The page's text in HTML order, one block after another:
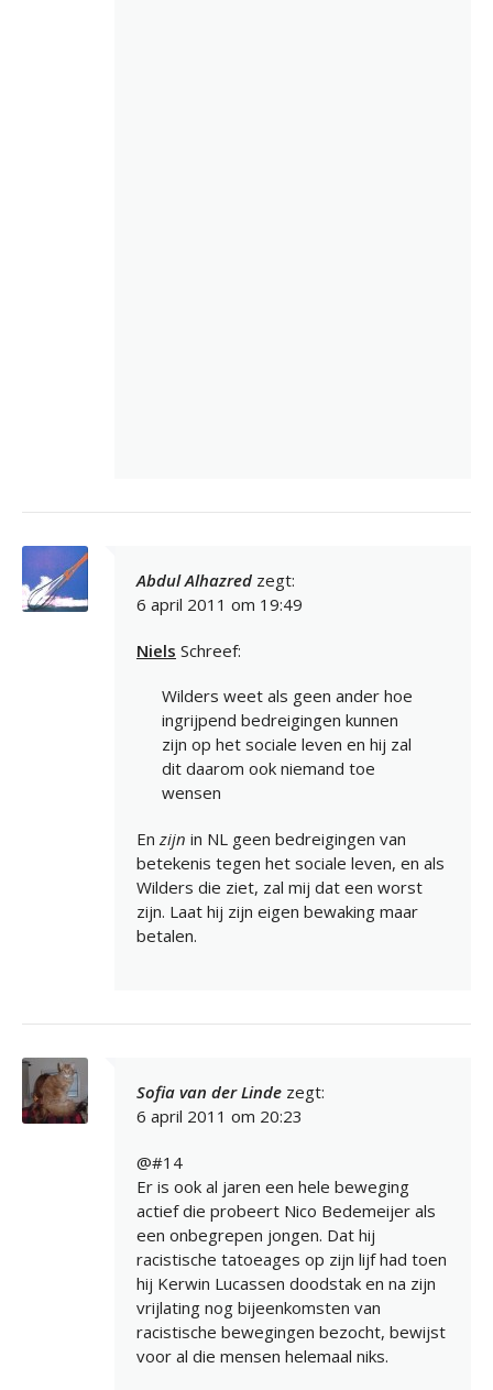
Abdul Alhazred zegt:
6 april 2011 om 19:49
Niels Schreef:
Wilders weet als geen ander hoe
ingrijpend bedreigingen kunnen
zijn op het sociale leven en hij zal
dit daarom ook niemand toe
wensen
En zijn in NL geen bedreigingen van
betekenis tegen het sociale leven, en als
Wilders die ziet, zal mij dat een worst
zijn. Laat hij zijn eigen bewaking maar
betalen.
Sofia van der Linde zegt:
6 april 2011 om 20:23
@#14
Er is ook al jaren een hele beweging
actief die probeert Nico Bedemeijer als
een onbegrepen jongen. Dat hij
racistische tatoeages op zijn lijf had toen
hij Kerwin Lucassen doodstak en na zijn
vrijlating nog bijeenkomsten van
racistische bewegingen bezocht, bewijst
voor al die mensen helemaal niks.